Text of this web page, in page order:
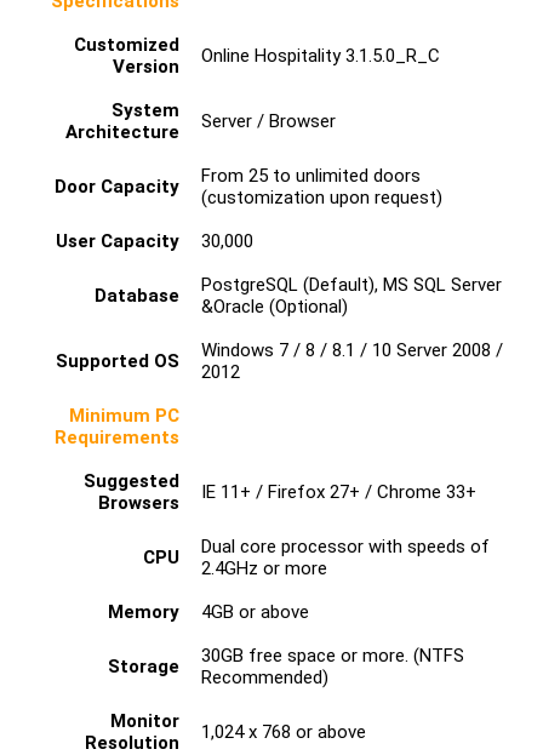
Customized
Version
Online Hospitality 3.1.5.0_R_C
System
Architecture
Server / Browser
Door Capacity
From 25 to unlimited doors
(customization upon request)
User Capacity
30,000
Database
PostgreSQL (Default), MS SQL Server
&Oracle (Optional)
Supported OS
Windows 7 / 8 / 8.1 / 10 Server 2008 /
2012
Minimum PC
Requirements
Suggested
Browsers
IE 11+ / Firefox 27+ / Chrome 33+
CPU
Dual core processor with speeds of
2.4GHz or more
Memory
4GB or above
Storage
30GB free space or more. (NTFS
Recommended)
Monitor
Resolution
1,024 x 768 or above